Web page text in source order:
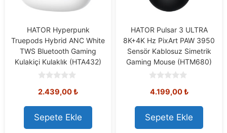
HATOR Hyperpunk
Truepods Hybrid ANC White
TWS Bluetooth Gaming
Kulakiçi Kulaklık (HTA432)
o
t
o
f
5
2.439,00₺
Sepete Ekle
HATOR Pulsar 3 ULTRA
8K+4K Hz PixArt PAW 3950
Sensör Kablosuz Simetrik
Gaming Mouse (HTM680)
o
t
o
f
5
4.199,00₺
Sepete Ekle